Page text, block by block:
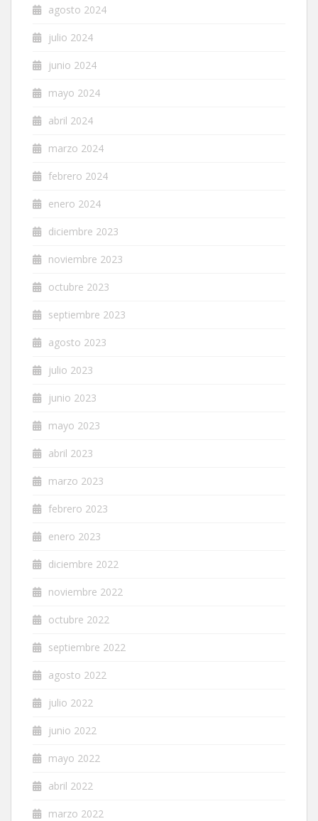
agosto 2024
julio 2024
junio 2024
mayo 2024
abril 2024
marzo 2024
febrero 2024
enero 2024
diciembre 2023
noviembre 2023
octubre 2023
septiembre 2023
agosto 2023
julio 2023
junio 2023
mayo 2023
abril 2023
marzo 2023
febrero 2023
enero 2023
diciembre 2022
noviembre 2022
octubre 2022
septiembre 2022
agosto 2022
julio 2022
junio 2022
mayo 2022
abril 2022
marzo 2022